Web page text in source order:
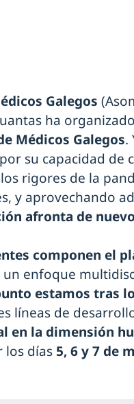
Galegos
ha
Médicos Galegos.
su capacidad de
rigores de la
y aprovechando
afronta de
componen el
un enfoque
estamos tras
líneas de
en la dimensión
los días 5, 6 y 7 de